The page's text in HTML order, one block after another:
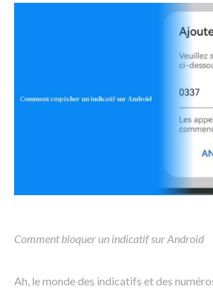
Comment bloquer un indicatif sur Android
Ah, le monde des indicatifs et des